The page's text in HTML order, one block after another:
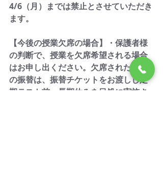
4/6（月）までは禁止とさせていただき
ます。
【今後の授業欠席の場合】・保護者様
の判断で、授業を欠席希望される場合
はお申し出ください。欠席された授業
の振替は、振替チケットをお渡しし定
期テスト前・長期休みを目処に実施さ